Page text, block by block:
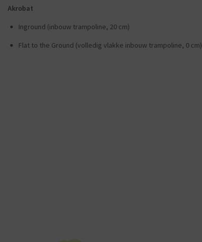
Akrobat
Inground (inbouw trampoline, 20 cm)
Flat to the Ground (volledig vlakke inbouw trampoline, 0 cm)